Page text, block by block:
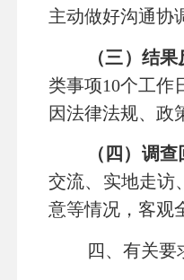
主动做好沟通协
（三）结果
类事项10个工作
因法律法规、政
（四）调
交流、实地走访
意等情况，客观
四、有关要